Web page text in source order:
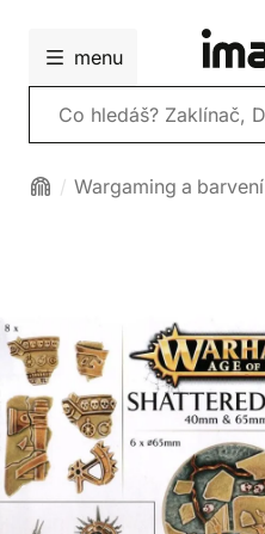
menu
Vyhledávání
Wargaming a barvení